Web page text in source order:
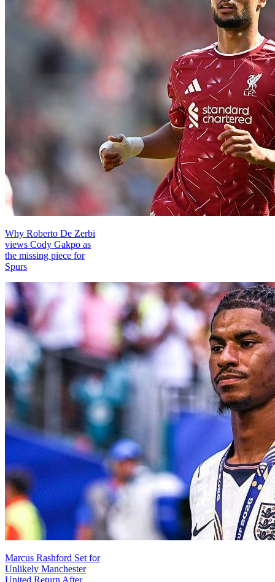
Why Roberto De Zerbi
views Cody Gakpo as
the missing piece for
Spurs
Marcus Rashford Set for
Unlikely Manchester
United Return After